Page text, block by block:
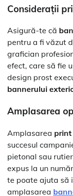
Considerații
Asigură-te că
pentru a fi văzut
grafician
efect, care să fie
design prost
bannerului
Amplasarea
Amplasarea print
succesul
pietonal sau
expus la un
te poate ajuta să
amplasarea